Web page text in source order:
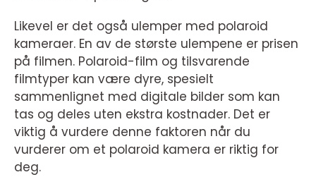
Likevel er det også ulemper med polaroid
kameraer. En av de største ulempene er prisen
på filmen. Polaroid-film og tilsvarende
filmtyper kan være dyre, spesielt
sammenlignet med digitale bilder som kan
tas og deles uten ekstra kostnader. Det er
viktig å vurdere denne faktoren når du
vurderer om et polaroid kamera er riktig for
deg.